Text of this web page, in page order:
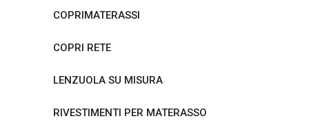
COPRIMATERASSI
COPRI RETE
LENZUOLA SU MISURA
RIVESTIMENTI PER MATERASSO